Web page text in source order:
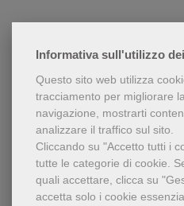
Informativa sull'utilizzo
Questo sito web utilizza
tracciamento per migliorare
navigazione, mostrarti
analizzare il traffico sul sito.
Cliccando su "Accetto tutti i
tutte le categorie di cookie.
quali accettare, clicca su
accetta solo i cookie